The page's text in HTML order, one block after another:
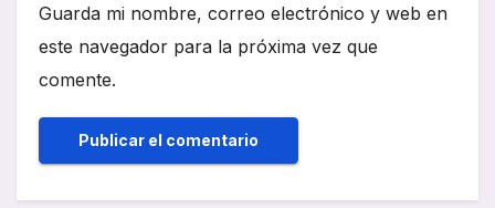
Guarda mi nombre, correo electrónico y web en
este navegador para la próxima vez que
comente.